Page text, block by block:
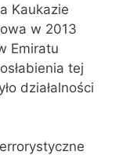
Kaukazie
w 2013
Emiratu
tej
działalności